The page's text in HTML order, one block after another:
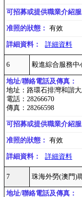
可招募或提供職業介紹
准照的狀態： 有效
詳細資料： 詳細資料
6 毅進綜合服務中
地址/聯絡電話及傳真：
地址：路環石排灣和諧
電話：28266670
傳真：28266598
可招募或提供職業介紹
准照的狀態： 有效
詳細資料： 詳細資料
7 珠海外勞(澳門)
地址/聯絡電話及傳真：